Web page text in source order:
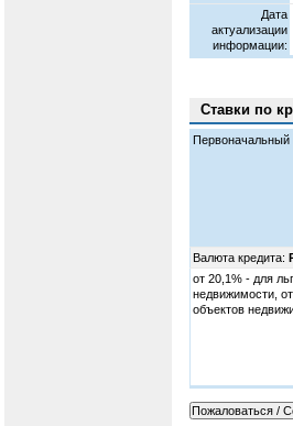
Дата
актуализации
информации:
Ставки по
Первоначальный
Валюта кредита:
от 20,1% - для
недвижимости,
объектов